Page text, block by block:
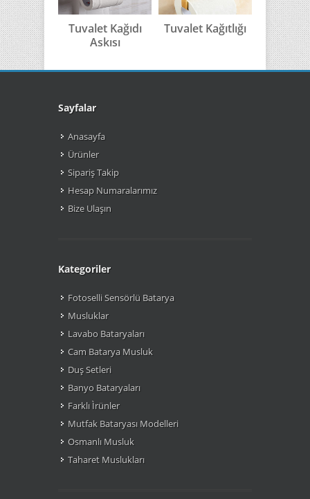
Tuvalet Kağıdı
Askısı
Tuvalet Kağıtlığı
Antik
Tuvalet
Sayfalar
Anasayfa
Ürünler
Sipariş Takip
Hesap Numaralarımız
Bize Ulaşın
Kategoriler
Fotoselli Sensörlü Batarya
Musluklar
Lavabo Bataryaları
Cam Batarya Musluk
Duş Setleri
Banyo Bataryaları
Farklı Ìrünler
Mutfak Bataryası Modelleri
Osmanlı Musluk
Taharet Muslukları